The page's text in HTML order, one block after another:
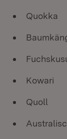
Quokka
Kowari
Quoll